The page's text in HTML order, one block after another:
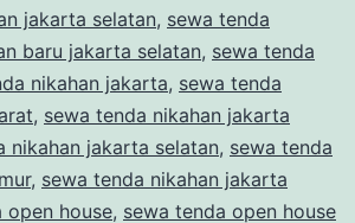
jakarta selatan, sewa tenda
baru jakarta selatan, sewa tenda
nikahan jakarta, sewa tenda
, sewa tenda nikahan jakarta
nikahan jakarta selatan, sewa tenda
, sewa tenda nikahan jakarta
open house, sewa tenda open house